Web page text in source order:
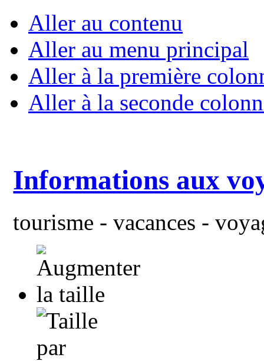
Aller au contenu
Aller au menu principal
Aller à la première
Aller à la seconde
Informations aux
tourisme - vacances -